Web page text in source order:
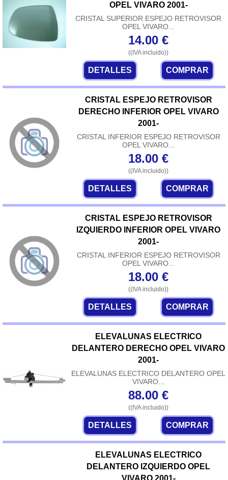
OPEL VIVARO 2001-
CRISTAL SUPERIOR ESPEJO RETROVISOR
OPEL VIVARO...
14.00 €
((IVA incluido))
DETALLES COMPRAR
CRISTAL ESPEJO RETROVISOR
DERECHO INFERIOR OPEL VIVARO
2001-
CRISTAL INFERIOR ESPEJO RETROVISOR
OPEL VIVARO...
18.00 €
((IVA incluido))
DETALLES COMPRAR
CRISTAL ESPEJO RETROVISOR
IZQUIERDO INFERIOR OPEL VIVARO
2001-
CRISTAL INFERIOR ESPEJO RETROVISOR
OPEL VIVARO...
18.00 €
((IVA incluido))
DETALLES COMPRAR
ELEVALUNAS ELECTRICO
DELANTERO DERECHO OPEL VIVARO
2001-
ELEVALUNAS ELECTRICO DELANTERO OPEL
VIVARO...
88.00 €
((IVA incluido))
DETALLES COMPRAR
ELEVALUNAS ELECTRICO
DELANTERO IZQUIERDO OPEL